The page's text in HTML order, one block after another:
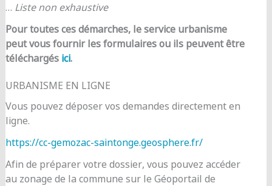
… Liste non exhaustive
Pour toutes ces démarches, le service urbanisme
peut vous fournir les formulaires ou ils peuvent être
téléchargés ici.
URBANISME EN LIGNE
Vous pouvez déposer vos demandes directement en
ligne.
https://cc-gemozac-saintonge.geosphere.fr/
Afin de préparer votre dossier, vous pouvez accéder
au zonage de la commune sur le Géoportail de